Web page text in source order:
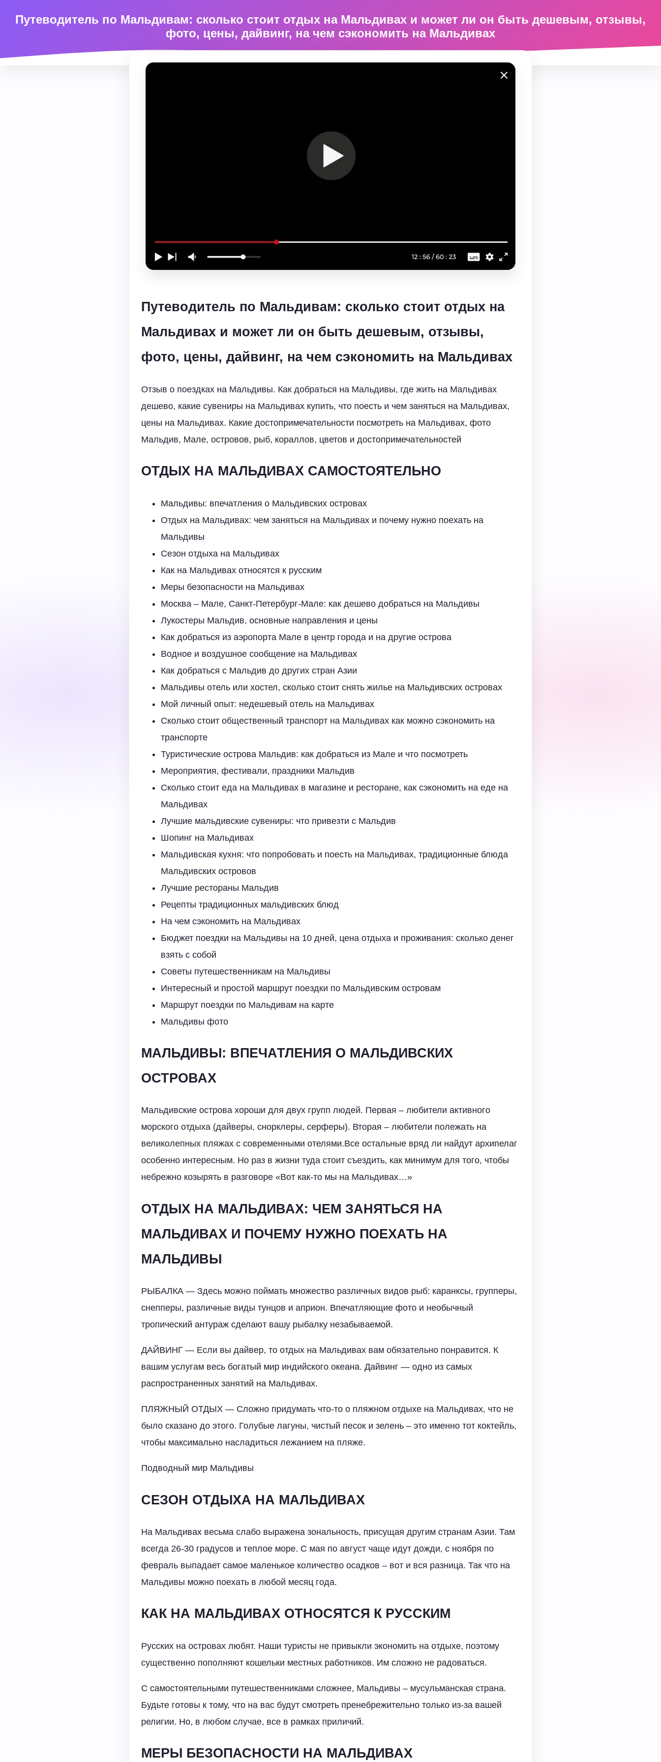
Путеводитель по Мальдивам: сколько стоит отдых на Мальдивах и может ли он быть дешевым, отзывы,
фото, цены, дайвинг, на чем сэкономить на Мальдивах
Путеводитель по Мальдивам: сколько стоит отдых на
Мальдивах и может ли он быть дешевым, отзывы,
фото, цены, дайвинг, на чем сэкономить на Мальдивах
Отзыв о поездках на Мальдивы. Как добраться на Мальдивы, где жить на Мальдивах
дешево, какие сувениры на Мальдивах купить, что поесть и чем заняться на Мальдивах,
цены на Мальдивах. Какие достопримечательности посмотреть на Мальдивах, фото
Мальдив, Мале, островов, рыб, кораллов, цветов и достопримечательностей
ОТДЫХ НА МАЛЬДИВАХ САМОСТОЯТЕЛЬНО
Мальдивы: впечатления о Мальдивских островах
Отдых на Мальдивах: чем заняться на Мальдивах и почему нужно поехать на
Мальдивы
Сезон отдыха на Мальдивах
Как на Мальдивах относятся к русским
Меры безопасности на Мальдивах
Москва – Мале, Санкт-Петербург-Мале: как дешево добраться на Мальдивы
Лукостеры Мальдив, основные направления и цены
Как добраться из аэропорта Мале в центр города и на другие острова
Водное и воздушное сообщение на Мальдивах
Как добраться с Мальдив до других стран Азии
Мальдивы отель или хостел, сколько стоит снять жилье на Мальдивских островах
Мой личный опыт: недешевый отель на Мальдивах
Сколько стоит общественный транспорт на Мальдивах как можно сэкономить на
транспорте
Туристические острова Мальдив: как добраться из Мале и что посмотреть
Мероприятия, фестивали, праздники Мальдив
Сколько стоит еда на Мальдивах в магазине и ресторане, как сэкономить на еде на
Мальдивах
Лучшие мальдивские сувениры: что привезти с Мальдив
Шопинг на Мальдивах
Мальдивская кухня: что попробовать и поесть на Мальдивах, традиционные блюда
Мальдивских островов
Лучшие рестораны Мальдив
Рецепты традиционных мальдивских блюд
На чем сэкономить на Мальдивах
Бюджет поездки на Мальдивы на 10 дней, цена отдыха и проживания: сколько денег
взять с собой
Советы путешественникам на Мальдивы
Интересный и простой маршрут поездки по Мальдивским островам
Маршрут поездки по Мальдивам на карте
Мальдивы фото
МАЛЬДИВЫ: ВПЕЧАТЛЕНИЯ О МАЛЬДИВСКИХ
ОСТРОВАХ
Мальдивские острова хороши для двух групп людей. Первая – любители активного
морского отдыха (дайверы, снорклеры, серферы). Вторая – любители полежать на
великолепных пляжах с современными отелями.Все остальные вряд ли найдут архипелаг
особенно интересным. Но раз в жизни туда стоит съездить, как минимум для того, чтобы
небрежно козырять в разговоре «Вот как-то мы на Мальдивах…»
ОТДЫХ НА МАЛЬДИВАХ: ЧЕМ ЗАНЯТЬСЯ НА
МАЛЬДИВАХ И ПОЧЕМУ НУЖНО ПОЕХАТЬ НА
МАЛЬДИВЫ
РЫБАЛКА — Здесь можно поймать множество различных видов рыб: каранксы, групперы,
снепперы, различные виды тунцов и априон. Впечатляющие фото и необычный
тропический антураж сделают вашу рыбалку незабываемой.
ДАЙВИНГ — Если вы дайвер, то отдых на Мальдивах вам обязательно понравится. К
вашим услугам весь богатый мир индийского океана. Дайвинг — одно из самых
распространенных занятий на Мальдивах.
ПЛЯЖНЫЙ ОТДЫХ — Сложно придумать что-то о пляжном отдыхе на Мальдивах, что не
было сказано до этого. Голубые лагуны, чистый песок и зелень – это именно тот коктейль,
чтобы максимально насладиться лежанием на пляже.
Подводный мир Мальдивы
СЕЗОН ОТДЫХА НА МАЛЬДИВАХ
На Мальдивах весьма слабо выражена зональность, присущая другим странам Азии. Там
всегда 26-30 градусов и теплое море. С мая по август чаще идут дожди, с ноября по
февраль выпадает самое маленькое количество осадков – вот и вся разница. Так что на
Мальдивы можно поехать в любой месяц года.
КАК НА МАЛЬДИВАХ ОТНОСЯТСЯ К РУССКИМ
Русских на островах любят. Наши туристы не привыкли экономить на отдыхе, поэтому
существенно пополняют кошельки местных работников. Им сложно не радоваться.
С самостоятельными путешественниками сложнее, Мальдивы – мусульманская страна.
Будьте готовы к тому, что на вас будут смотреть пренебрежительно только из-за вашей
религии. Но, в любом случае, все в рамках приличий.
МЕРЫ БЕЗОПАСНОСТИ НА МАЛЬДИВАХ